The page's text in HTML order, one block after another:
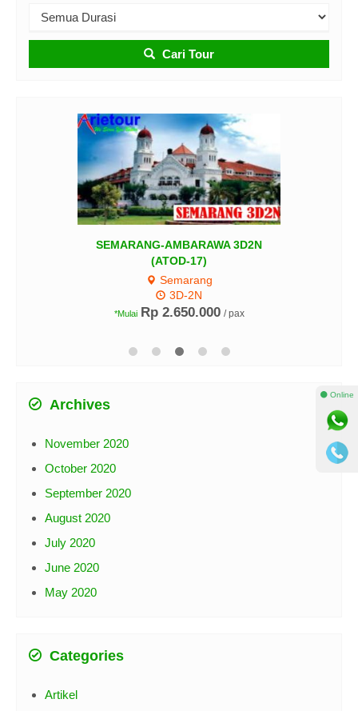
Cari Tour
SEMARANG-AMBARAWA 3D2N
(ATOD-17)
Semarang
3D-2N
*Mulai Rp 2.650.000 / pax
Archives
November 2020
October 2020
September 2020
August 2020
July 2020
June 2020
May 2020
Categories
Artikel
⚫ Online